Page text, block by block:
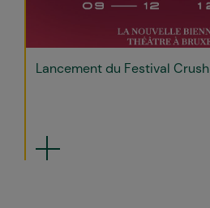
Lancement du Festival Crush